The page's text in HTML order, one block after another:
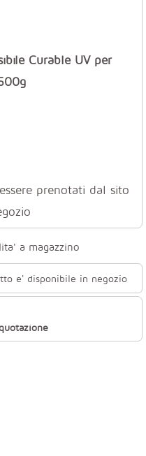
Curable UV per
prenotati dal sito
a magazzino
e' disponibile in negozio